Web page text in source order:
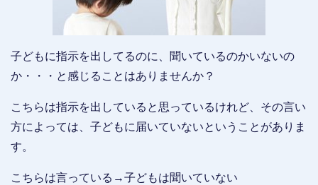
子どもに指示を出してるのに、聞いているのかいないの
か・・・と感じることはありませんか？
こちらは指示を出していると思っているけれど、その言い
方によっては、子どもに届いていないということがありま
す。
こちらは言っている→子どもは聞いていない